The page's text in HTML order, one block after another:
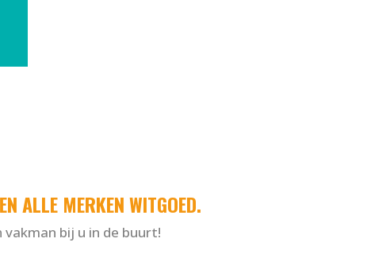
ALLE MERKEN WITGOED.
vakman bij u in de buurt!